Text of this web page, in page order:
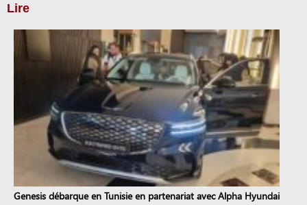
Lire
Genesis débarque en Tunisie en partenariat avec Alpha Hyundai